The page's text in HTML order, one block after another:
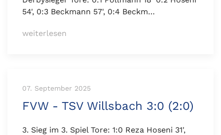
54', 0:3 Beckmann 57', 0:4 Beckm…
weiterlesen
07. September 2025
FVW - TSV Willsbach 3:0 (2:0)
3. Sieg im 3. Spiel Tore: 1:0 Reza Hoseni 31',